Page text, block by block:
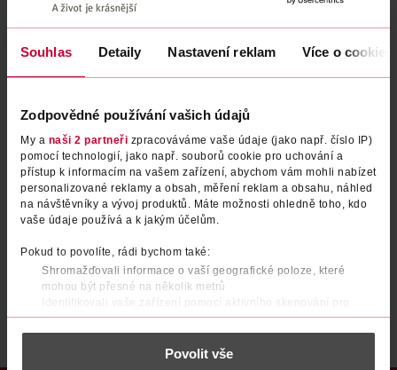
Souhlas Detaily Nastavení reklam Více o cookies
Zodpovědné používání vašich údajů
My a naši 2 partneři zpracováváme vaše údaje (jako např. číslo IP)
pomocí technologií, jako např. souborů cookie pro uchování a
přístup k informacím na vašem zařízení, abychom vám mohli nabízet
personalizované reklamy a obsah, měření reklam a obsahu, náhled
na návštěvníky a vývoj produktů. Máte možnosti ohledně toho, kdo
vaše údaje používá a k jakým účelům.
Pokud to povolíte, rádi bychom také:
Shromažďovali informace o vaší geografické poloze, které
mohou být přesné na několik metrů
Identifikovali vaše zařízení pomocí aktivního skenování pro
konkrétní charakteristiky (otisk prstu)
Zjistěte více o tom, jak zpracováváme vaše osobní údaje, a nastavte
části s podrobnostmi . Svůj souhlas můžete kdykoliv
Povolit vše
Zapomenuté heslo
PŘIHLÁSIT SE
Po registraci se stáváte členem ROSSMANN CLUBu a můžete čerpat výhody naplno. Zjistit více